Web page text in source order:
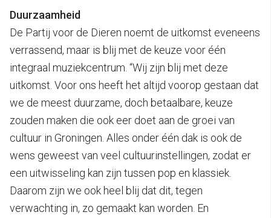
Duurzaamheid
De Partij voor de Dieren noemt de uitkomst eveneens
verrassend, maar is blij met de keuze voor één
integraal muziekcentrum. “Wij zijn blij met deze
uitkomst. Voor ons heeft het altijd voorop gestaan dat
we de meest duurzame, doch betaalbare, keuze
zouden maken die ook eer doet aan de groei van
cultuur in Groningen. Alles onder één dak is ook de
wens geweest van veel cultuurinstellingen, zodat er
een uitwisseling kan zijn tussen pop en klassiek.
Daarom zijn we ook heel blij dat dit, tegen
verwachting in, zo gemaakt kan worden. En